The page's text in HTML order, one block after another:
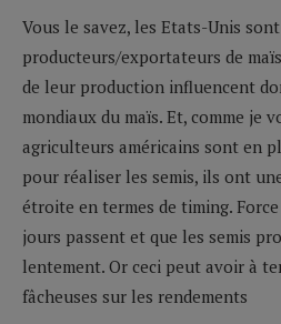
Vous le savez, les Etats-Unis
producteurs/exportateurs de
de leur production influencent
mondiaux du maïs. Et, comme je
agriculteurs américains sont en
pour réaliser les semis, ils ont
étroite en termes de timing.
jours passent et que les semis
lentement. Or ceci peut avoir à
fâcheuses sur les rendements